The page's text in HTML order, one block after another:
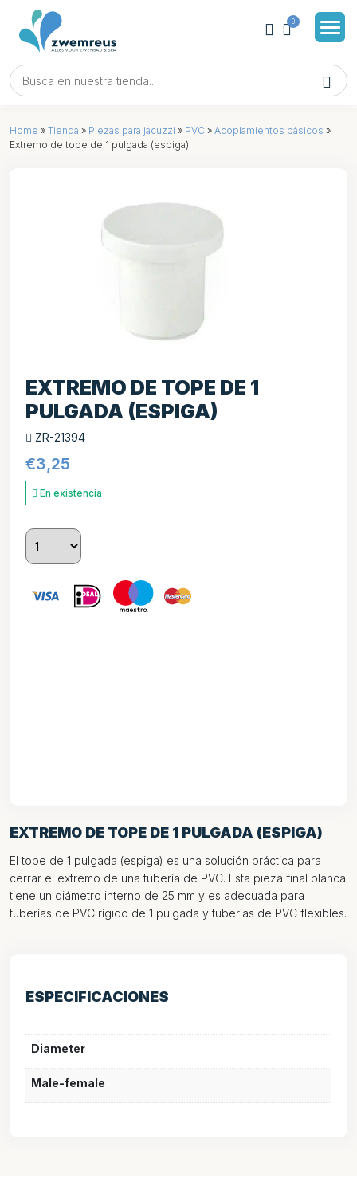
0
Home » Tienda » Piezas para jacuzzi » PVC » Acoplamientos básicos »
Extremo de tope de 1 pulgada (espiga)
EXTREMO DE TOPE DE 1 PULGADA (ESPIGA)
El tope de 1 pulgada (espiga) es una solución práctica para
cerrar el extremo de una tubería de PVC. Esta pieza final blanca
tiene un diámetro interno de 25 mm y es adecuada para
tuberías de PVC rígido de 1 pulgada y tuberías de PVC flexibles.
ESPECIFICACIONES
Diameter
Male-female
EXTREMO DE TOPE DE 1
PULGADA (ESPIGA)
ZR-21394
€3,25
En existencia